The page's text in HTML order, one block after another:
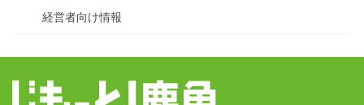
経営者向け情報